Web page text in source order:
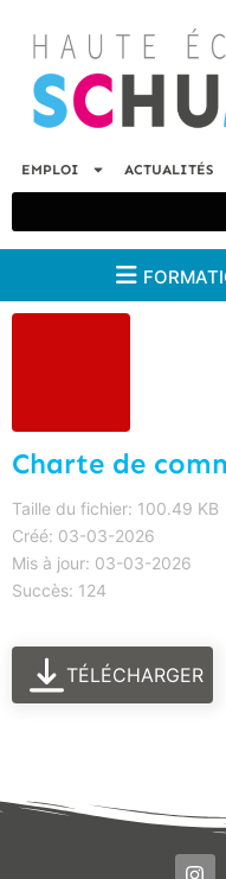
EMPLOI ACTUALITÉS
Charte de
Taille du fichier: 100.49 KB
Créé: 03-03-2026
Mis à jour: 03-03-2026
Succès: 124
TÉLÉCHARGER